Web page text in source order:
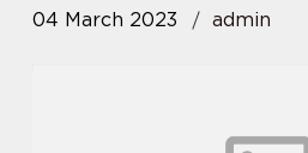
04 March 2023 admin